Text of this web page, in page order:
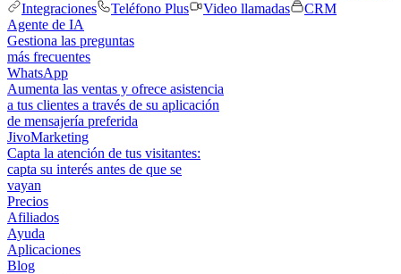
Integraciones
Teléfono Plus Video llamadas
CRM
Agente de IA
Gestiona las preguntas
más frecuentes
WhatsApp
Aumenta las ventas y ofrece asistencia
a tus clientes a través de su aplicación
de mensajería preferida
JivoMarketing
Capta la atención de tus visitantes:
capta su interés antes de que se
vayan
Precios
Afiliados
Ayuda
Aplicaciones
Blog